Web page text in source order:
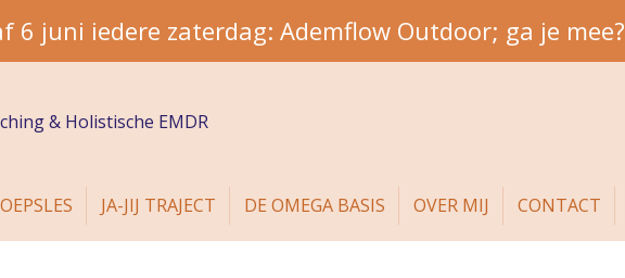
6 juni iedere zaterdag: Ademflow Outdoor; ga je mee?
& Holistische EMDR
JA-JIJ TRAJECT DE OMEGA BASIS OVER MIJ CONTACT